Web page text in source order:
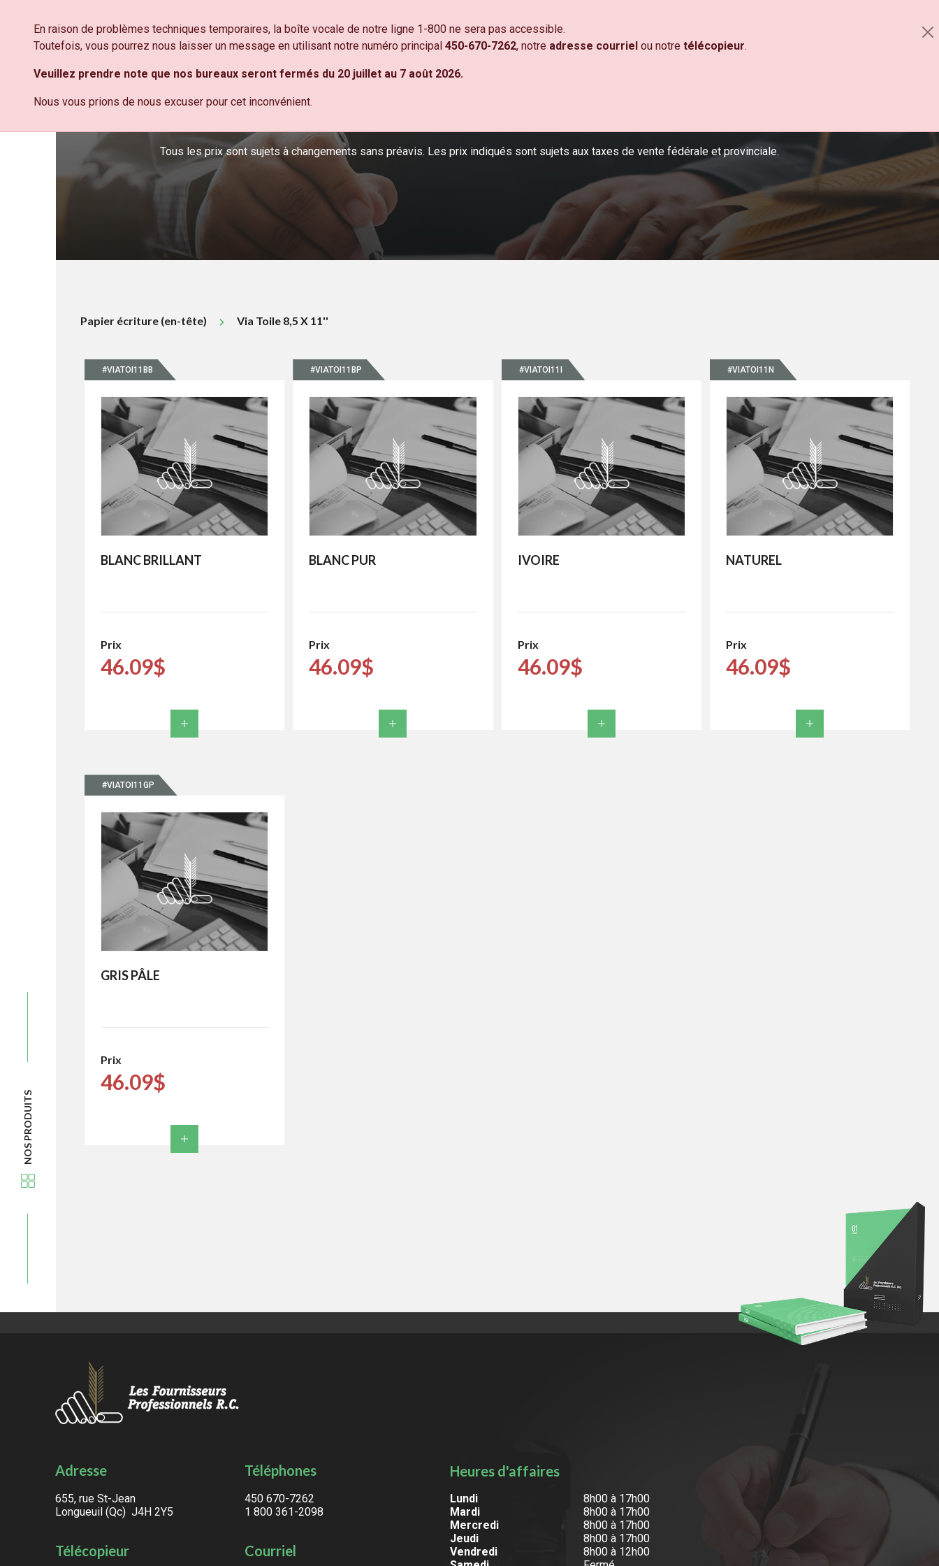
En raison de problèmes techniques temporaires, la boîte vocale de notre ligne 1-800 ne sera pas accessible.
Toutefois, vous pourrez nous laisser un message en utilisant notre numéro principal 450-670-7262, notre adresse courriel ou notre télécopieur.
Veuillez prendre note que nos bureaux seront fermés du 20 juillet au 7 août 2026.
Nous vous prions de nous excuser pour cet inconvénient.
NOS PRODUITS
PANIER
ACCUEIL
TERMES &
CONDITIONS
NOS
PRODUITS
HEURES D'AFFAIRES ET
CONGÉS
Tous les prix sont sujets à changements sans préavis. Les prix indiqués sont sujets aux taxes de vente fédérale et provinciale.
Papier écriture (en-tête) Via Toile 8,5 X 11''
#VIATOI11BB
BLANC BRILLANT
Prix
46.09$
#VIATOI11BP
BLANC PUR
Prix
46.09$
#VIATOI11I
IVOIRE
Prix
46.09$
#VIATOI11N
NATUREL
Prix
46.09$
#VIATOI11GP
GRIS PÂLE
Prix
46.09$
Adresse
655, rue St-Jean
Longueuil (Qc) J4H 2Y5
Téléphones
450 670-7262
1 800 361-2098
Télécopieur Courriel
Heures d'affaires
Lundi
8h00 à 17h00
Mardi
8h00 à 17h00
Mercredi
8h00 à 17h00
Jeudi
8h00 à 17h00
Vendredi
8h00 à 12h00